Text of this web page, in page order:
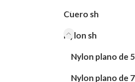
Cuero sh
Nylon sh
Nylon plano de
Nylon plano de